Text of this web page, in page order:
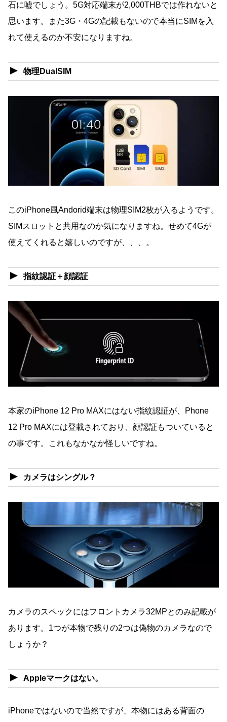
石に嘘でしょう。5G対応端末が2,000THBでは作れないと
思います。また3G・4Gの記載もないので本当にSIMを入
れて使えるのか不安になりますね。
物理DualSIM
このiPhone風Andorid端末は物理SIM2枚が入るようです。
SIMスロットと共用なのか気になりますね。せめて4Gが
使えてくれると嬉しいのですが、、、。
指紋認証＋顔認証
本家のiPhone 12 Pro MAXにはない指紋認証が、Phone
12 Pro MAXには登載されており、顔認証もついていると
の事です。これもなかなか怪しいですね。
カメラはシングル？
カメラのスペックにはフロントカメラ32MPとのみ記載が
あります。1つが本物で残りの2つは偽物のカメラなので
しょうか？
Appleマークはない。
iPhoneではないので当然ですが、本物にはある背面の